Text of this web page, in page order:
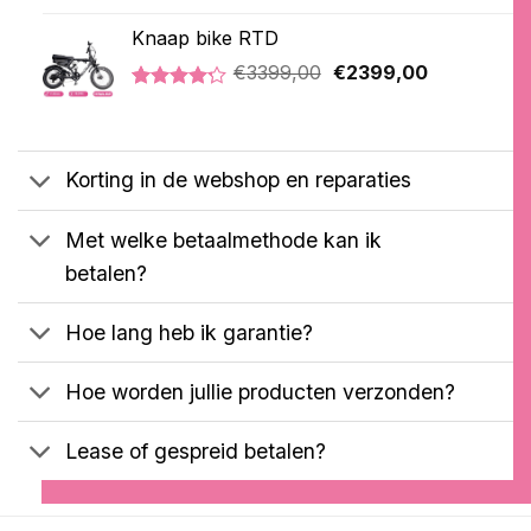
5.00
op 5
gebaseerd
op
klantbeoordeling
Knaap bike RTD
klantbeoordelingen
€3399,00 Oorspronkelijke
€2399,00Huidige
Korting in de webshop en reparaties
Met welke betaalmethode kan ik
betalen?
Hoe lang heb ik garantie?
Hoe worden jullie producten verzonden?
Lease of gespreid betalen?